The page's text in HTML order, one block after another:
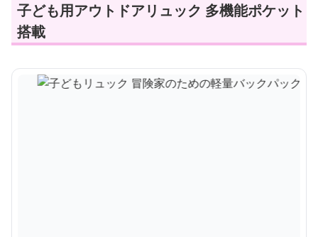
子ども用アウトドアリュック 多機能ポケット
搭載